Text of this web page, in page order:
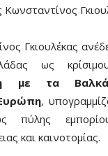
Γκιουλέκας
ως
με τα
,
πύλης
και καινοτομίας.